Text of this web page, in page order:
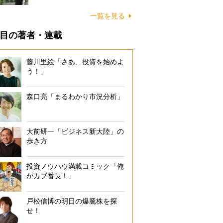
一覧を見る
の著者・連載
藤川里絵「さあ、投資を始めよ
う！」
森口亮「まるわかり市況分析」
大前研一「ビジネス新大陸」の
歩き方
投資ノウハウ満載コミック「俺
がカブ番長！」
戸松信博の明日の爆騰株を探
せ！